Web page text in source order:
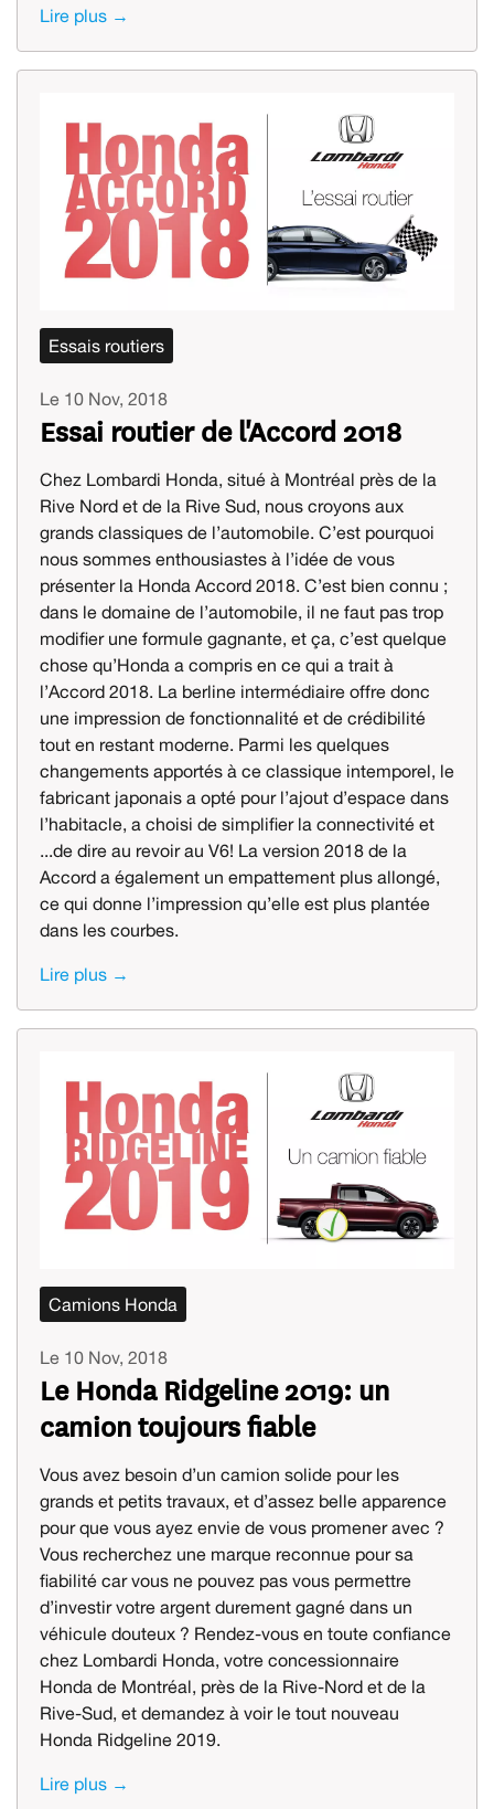
Lire plus →
Essais routiers
Le 10 Nov, 2018
Essai routier de l'Accord 2018
Chez Lombardi Honda, situé à Montréal près de la
Rive Nord et de la Rive Sud, nous croyons aux
grands classiques de l’automobile. C’est pourquoi
nous sommes enthousiastes à l’idée de vous
présenter la Honda Accord 2018. C’est bien connu ;
dans le domaine de l’automobile, il ne faut pas trop
modifier une formule gagnante, et ça, c’est quelque
chose qu’Honda a compris en ce qui a trait à
l’Accord 2018. La berline intermédiaire offre donc
une impression de fonctionnalité et de crédibilité
tout en restant moderne. Parmi les quelques
changements apportés à ce classique intemporel, le
fabricant japonais a opté pour l’ajout d’espace dans
l’habitacle, a choisi de simplifier la connectivité et
...de dire au revoir au V6! La version 2018 de la
Accord a également un empattement plus allongé,
ce qui donne l’impression qu’elle est plus plantée
dans les courbes.
Lire plus →
Camions Honda
Le 10 Nov, 2018
Le Honda Ridgeline 2019: un
camion toujours fiable
Vous avez besoin d’un camion solide pour les
grands et petits travaux, et d’assez belle apparence
pour que vous ayez envie de vous promener avec ?
Vous recherchez une marque reconnue pour sa
fiabilité car vous ne pouvez pas vous permettre
d’investir votre argent durement gagné dans un
véhicule douteux ? Rendez-vous en toute confiance
chez Lombardi Honda, votre concessionnaire
Honda de Montréal, près de la Rive-Nord et de la
Rive-Sud, et demandez à voir le tout nouveau
Honda Ridgeline 2019.
Lire plus →